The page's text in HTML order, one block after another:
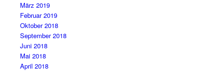
März 2019
Februar 2019
Oktober 2018
September 2018
Juni 2018
Mai 2018
April 2018